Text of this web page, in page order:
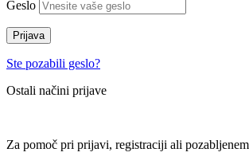
Geslo
Prijava
Ste pozabili geslo?
Ostali načini prijave
Za pomoč pri prijavi, registraciji ali